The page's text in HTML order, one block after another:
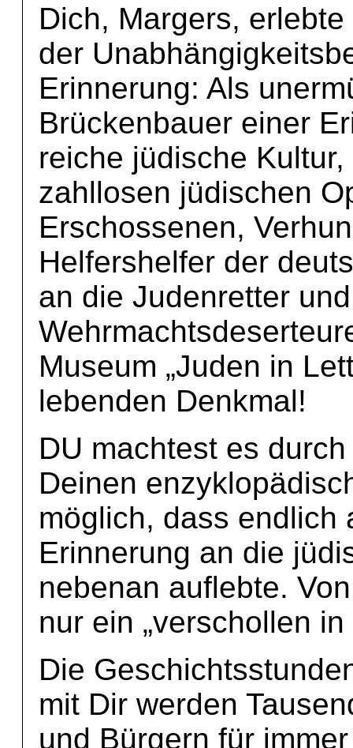
Dich, Margers,
der
Erinnerung: Als
Brückenbauer einer
reiche jüdische
zahllosen jüdischen
Erschossenen,
Helfershelfer der
an die Judenretter
Museum „Juden in
lebenden Denkmal!
DU machtest es
Deinen
möglich, dass endlich
Erinnerung an die
nebenan auflebte.
nur ein „verschollen
Die
mit Dir werden
und Bürgern für